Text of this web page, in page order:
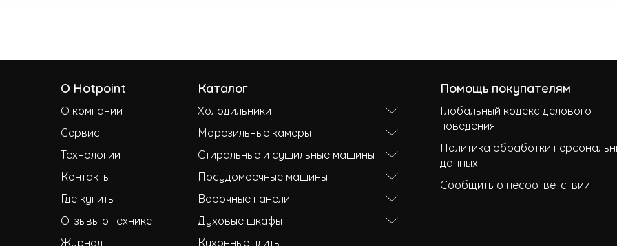
О Hotpoint
О компании
Сервис
Технологии
Контакты
Где купить
Отзывы о технике
Журнал
Каталог
Холодильники
Морозильные камеры
Стиральные и сушильные машины
Посудомоечные машины
Варочные панели
Духовые шкафы
Кухонные плиты
Помощь покупателям
Глобальный кодекс делового
поведения
Политика обработки
данных
Сообщить о несоответствии